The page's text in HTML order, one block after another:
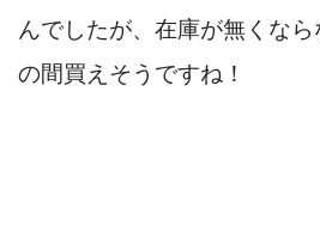
んでしたが、在庫が無くなら
の間買えそうですね！